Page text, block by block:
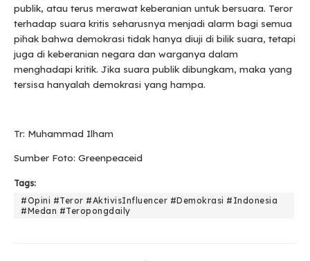
publik, atau terus merawat keberanian untuk bersuara. Teror
terhadap suara kritis seharusnya menjadi alarm bagi semua
pihak bahwa demokrasi tidak hanya diuji di bilik suara, tetapi
juga di keberanian negara dan warganya dalam
menghadapi kritik. Jika suara publik dibungkam, maka yang
tersisa hanyalah demokrasi yang hampa.
Tr: Muhammad Ilham
Sumber Foto: Greenpeaceid
Tags:
#Opini #Teror #AktivisInfluencer #Demokrasi #Indonesia
#Medan #Teropongdaily